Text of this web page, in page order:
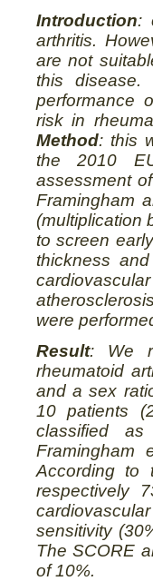
Introduction:
arthritis.
are not
this
performance
risk in
Method: this
the 2010
assessment
Framingham
(multiplication
to screen
thickness
were
Result: We
rheumatoid
and a sex
10 patients
classified
Framingham
According to
respectively
sensitivity
The SCORE
of 10%.